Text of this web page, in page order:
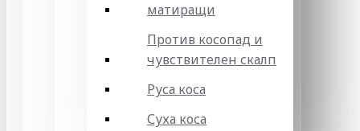
матиращи
Против косопад и
чувствителен скалп
Руса коса
Суха коса